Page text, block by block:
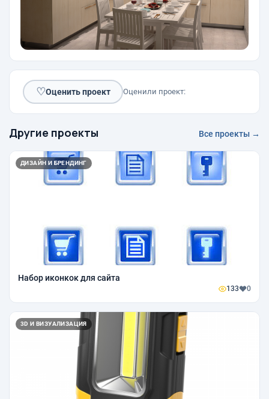
♡Оценить проект Оценили проект:
Другие проекты Все проекты →
ДИЗАЙН И БРЕНДИНГ
Набор иконкок для сайта
133 0
3D И ВИЗУАЛИЗАЦИЯ